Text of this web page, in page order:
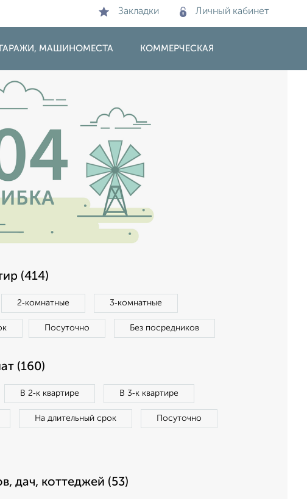
Закладки Личный кабинет
ГАРАЖИ, МАШИНОМЕСТА КОММЕРЧЕСКАЯ
(414)
2‑комнатные 3‑комнатные
Посуточно Без посредников
(160)
В 2‑к квартире В 3‑к квартире
На длительный срок Посуточно
дач, коттеджей (53)